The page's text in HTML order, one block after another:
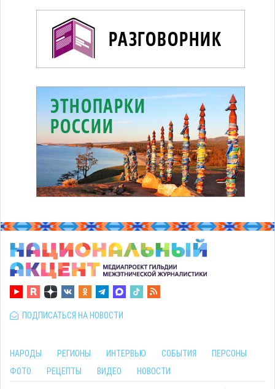
ПОДПИСАТЬСЯ НА НОВОСТИ
НАРОДЫ РЕГИОНЫ ИНТЕРВЬЮ СОБЫТИЯ
ПЕРСОНЫ
ФОТО
РЕЦЕПТЫ ВИДЕО НОВОСТИ